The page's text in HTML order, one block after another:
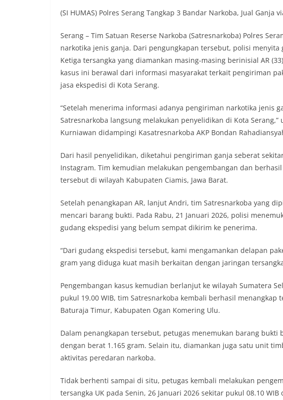
(SI HUMAS) Polres Serang Tangkap 3 Bandar Narkoba, Jual Ganja
Serang – Tim Satuan Reserse Narkoba (Satresnarkoba) Polres
narkotika jenis ganja. Dari pengungkapan tersebut, polisi
Ketiga tersangka yang diamankan masing-masing berinisial AR
kasus ini berawal dari informasi masyarakat terkait pengiriman
jasa ekspedisi di Kota Serang.
“Setelah menerima informasi adanya pengiriman narkotika jenis
Satresnarkoba langsung melakukan penyelidikan di Kota Serang,”
Kurniawan didampingi Kasatresnarkoba AKP Bondan
Dari hasil penyelidikan, diketahui pengiriman ganja seberat
Instagram. Tim kemudian melakukan pengembangan dan
tersebut di wilayah Kabupaten Ciamis, Jawa Barat.
Setelah penangkapan AR, lanjut Andri, tim Satresnarkoba yang
mencari barang bukti. Pada Rabu, 21 Januari 2026, polisi
gudang ekspedisi yang belum sempat dikirim ke penerima.
“Dari gudang ekspedisi tersebut, kami mengamankan delapan
gram yang diduga kuat masih berkaitan dengan jaringan
Pengembangan kasus kemudian berlanjut ke wilayah Sumatera
pukul 19.00 WIB, tim Satresnarkoba kembali berhasil menangkap
Baturaja Timur, Kabupaten Ogan Komering Ulu.
Dalam penangkapan tersebut, petugas menemukan barang bukti
dengan berat 1.165 gram. Selain itu, diamankan juga satu unit
aktivitas peredaran narkoba.
Tidak berhenti sampai di situ, petugas kembali melakukan
tersangka UK pada Senin, 26 Januari 2026 sekitar pukul 08.10